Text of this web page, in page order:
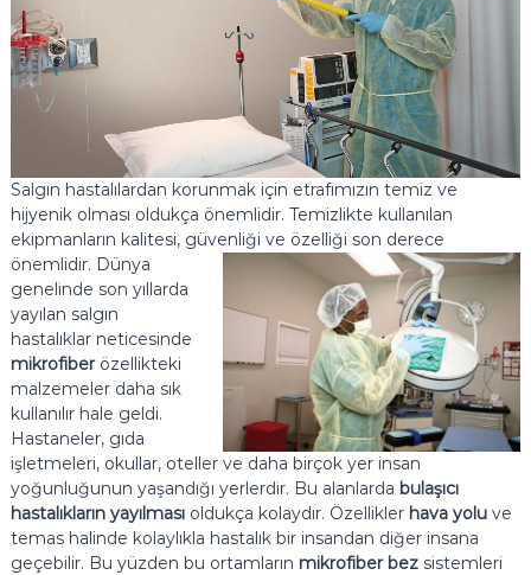
Salgın hastalılardan korunmak için etrafımızın temiz ve
hijyenik olması oldukça önemlidir. Temizlikte kullanılan
ekipmanların kalitesi, güvenliği ve özelliği son derece
önemlidir. Dünya
genelinde son yıllarda
yayılan salgın
hastalıklar neticesinde
mikrofiber özellikteki
malzemeler daha sık
kullanılır hale geldi.
Hastaneler, gıda
işletmeleri, okullar, oteller ve daha birçok yer insan
yoğunluğunun yaşandığı yerlerdir. Bu alanlarda bulaşıcı
hastalıkların yayılmasıoldukça kolaydır. Özellikler hava yoluve
temas halinde kolaylıkla hastalık bir insandan diğer insana
geçebilir. Bu yüzden bu ortamların mikrofiber bezsistemleri